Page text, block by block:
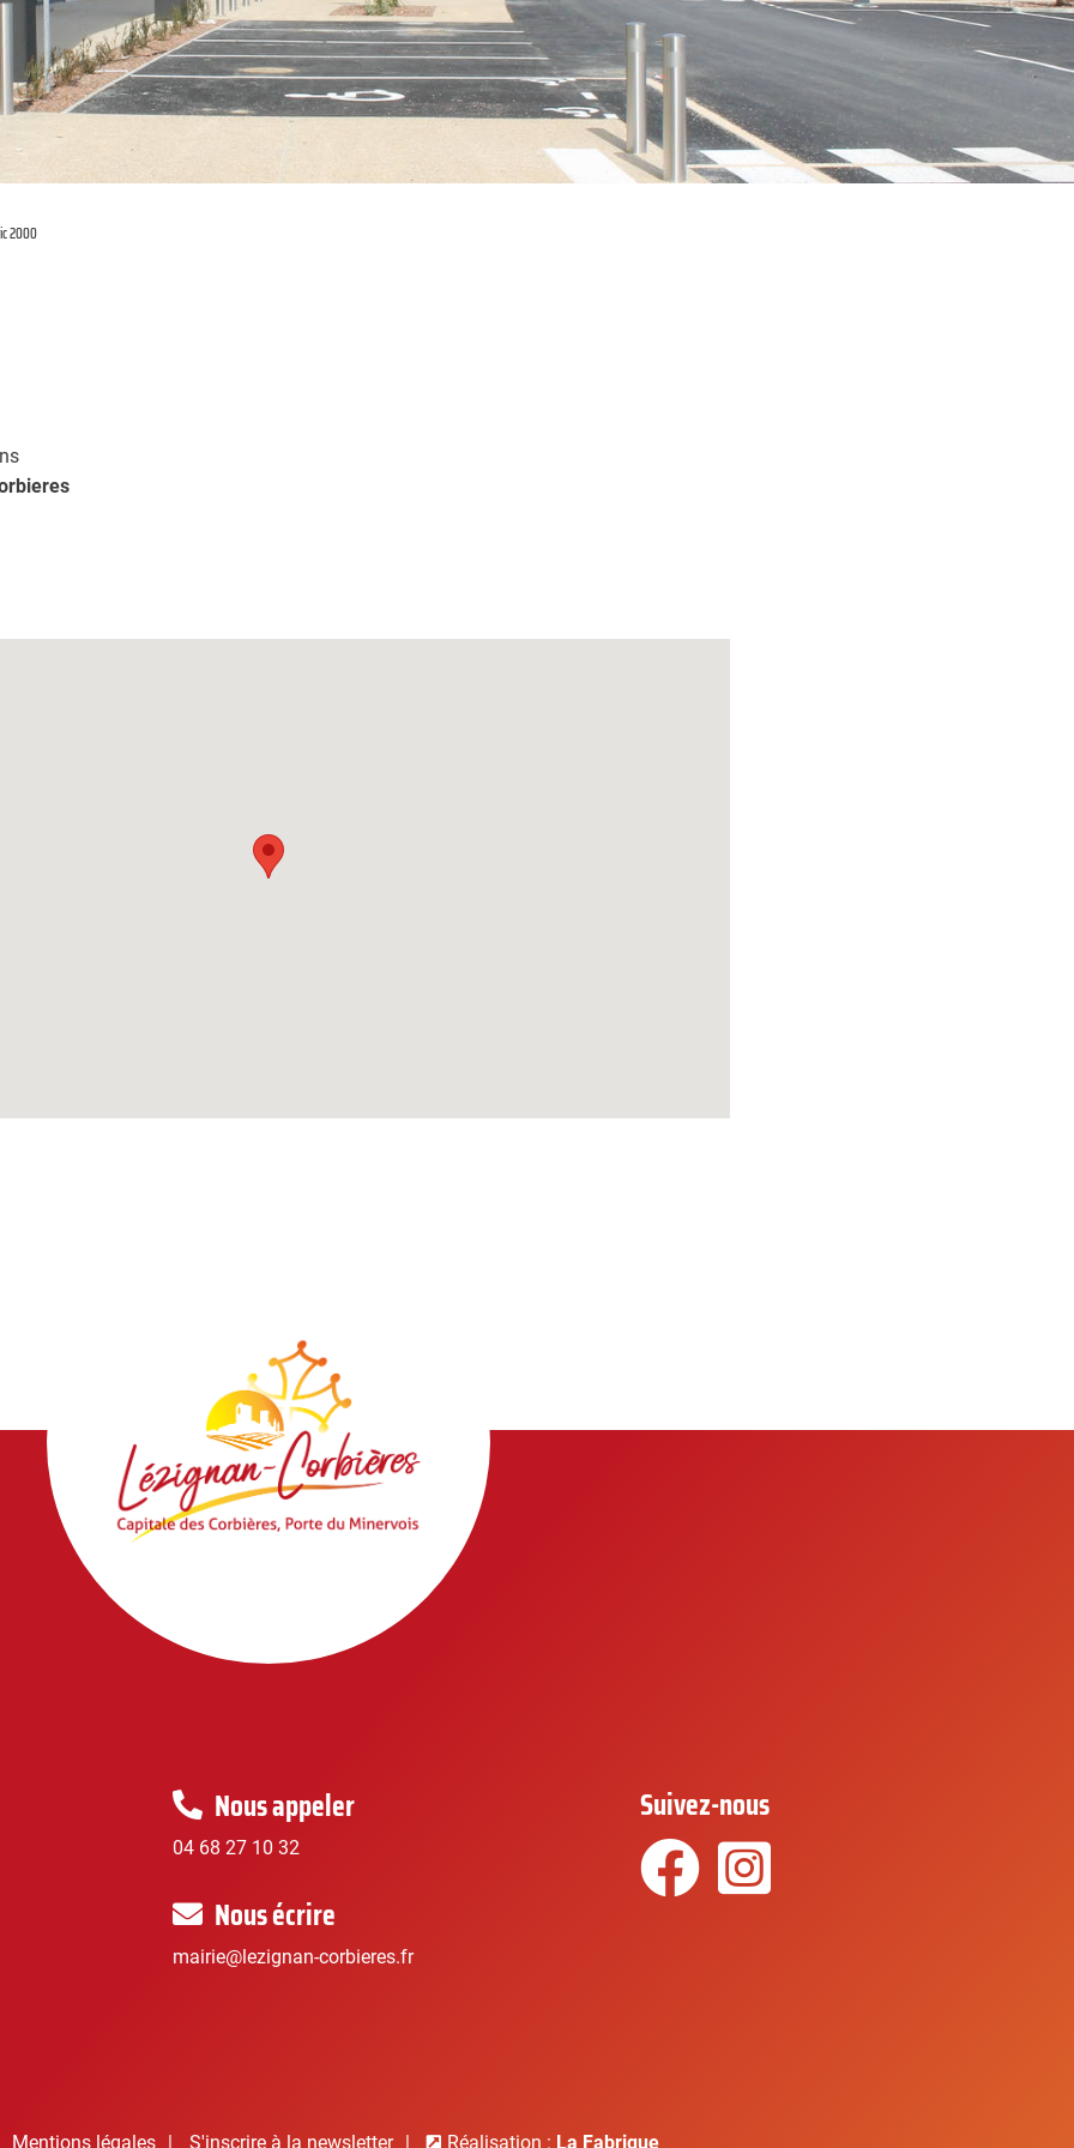
2000
Nous appeler
04 68 27 10 32
Nous écrire
mairie@lezignan-corbieres.fr
Suivez-nous
Facebook
Mentions légales S'inscrire à la newsletter Réalisation : La Fabrique